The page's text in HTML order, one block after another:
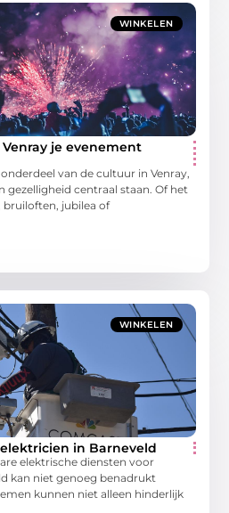
WINKELEN
je evenement
van de cultuur in Venray,
gezelligheid centraal staan. Of het
bruiloften, jubilea of
WINKELEN
in Barneveld
elektrische diensten voor
kan niet genoeg benadrukt
kunnen niet alleen hinderlijk